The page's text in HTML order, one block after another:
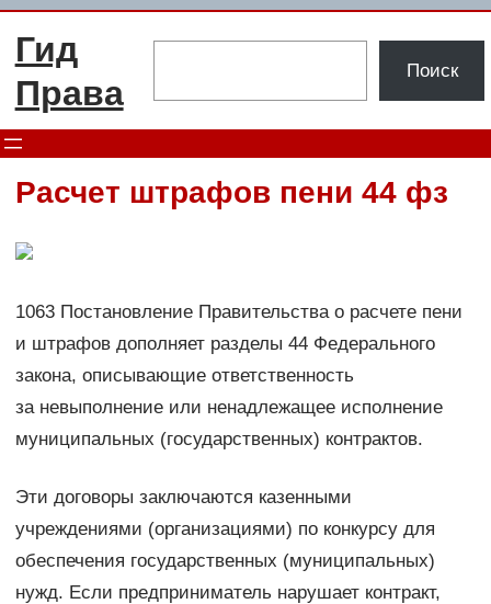
Перейти
содержимому
Гид
Права
Поиск
Расчет штрафов пени 44 фз
1063 Постановление Правительства о расчете пени
и штрафов дополняет разделы 44 Федерального
закона, описывающие ответственность
за невыполнение или ненадлежащее исполнение
муниципальных (государственных) контрактов.
Эти договоры заключаются казенными
учреждениями (организациями) по конкурсу для
обеспечения государственных (муниципальных)
нужд. Если предприниматель нарушает контракт,